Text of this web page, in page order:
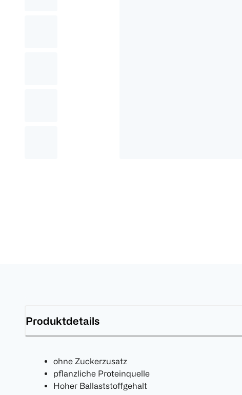
Produktdetails
ohne Zuckerzusatz
pflanzliche Proteinquelle
Hoher Ballaststoffgehalt